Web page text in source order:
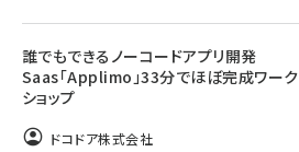
誰でもできるノーコードアプリ開発
Saas「Applimo」33分でほぼ完成ワーク
ショップ
ドコドア株式会社